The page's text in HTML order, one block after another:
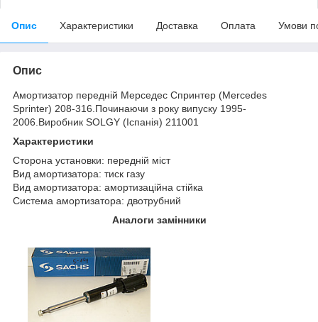
Опис Характеристики Доставка Оплата Умови
Опис
Амортизатор передній Мерседес Спринтер (Mercedes
Sprinter) 208-316.Починаючи з року випуску 1995-
2006.Виробник SOLGY (Іспанія) 211001
Характеристики
Сторона установки: передній міст
Вид амортизатора: тиск газу
Вид амортизатора: амортизаційна стійка
Система амортизатора: двотрубний
Аналоги замінники